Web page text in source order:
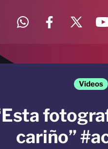
Videos
cariño”